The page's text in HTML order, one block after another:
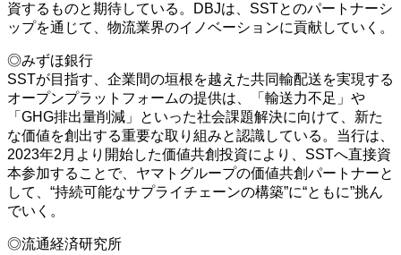
資するものと期待している。DBJは、SSTとのパートナーシ
ップを通じて、物流業界のイノベーションに貢献していく。
◎みずほ銀行
SSTが目指す、企業間の垣根を越えた共同輸配送を実現する
オープンプラットフォームの提供は、「輸送力不足」や
「GHG排出量削減」といった社会課題解決に向けて、新た
な価値を創出する重要な取り組みと認識している。当行は、
2023年2月より開始した価値共創投資により、SSTへ直接資
本参加することで、ヤマトグループの価値共創パートナーと
して、“持続可能なサプライチェーンの構築”に“ともに”挑ん
でいく。
◎流通経済研究所